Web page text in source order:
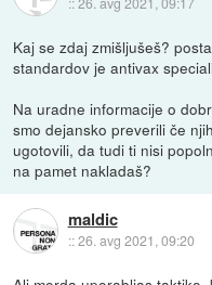
Kaj se zdaj zmišljušeš?
standardov je antivax
Na uradne informacije o
smo dejansko preverili če
ugotovili, da tudi ti nisi
na pamet nakladaš?
maldic
::26. avg 2021, 09:20